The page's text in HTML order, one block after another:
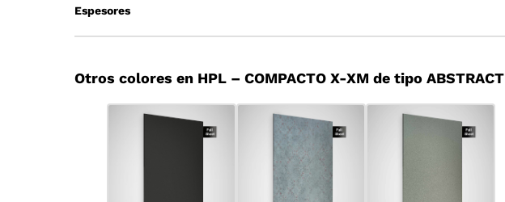
Espesores
Otros colores en HPL – COMPACTO X-XM de tipo ABSTRACT